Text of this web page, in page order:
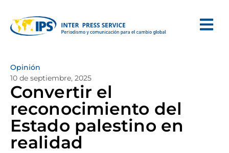
Opinión
10 de septiembre, 2025
Convertir el
reconocimiento del
Estado palestino en
realidad